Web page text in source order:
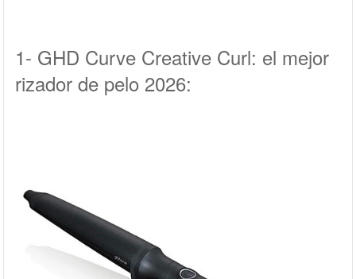
1- GHD Curve Creative Curl: el mejor
rizador de pelo 2026: